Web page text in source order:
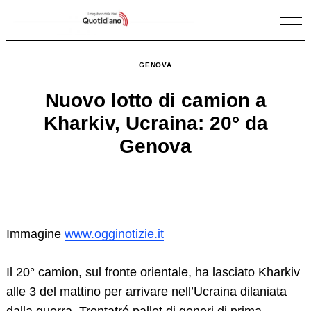
GENOVA
Nuovo lotto di camion a
Kharkiv, Ucraina: 20° da
Genova
Immagine www.ogginotizie.it
Il 20° camion, sul fronte orientale, ha lasciato Kharkiv
alle 3 del mattino per arrivare nell’Ucraina dilaniata